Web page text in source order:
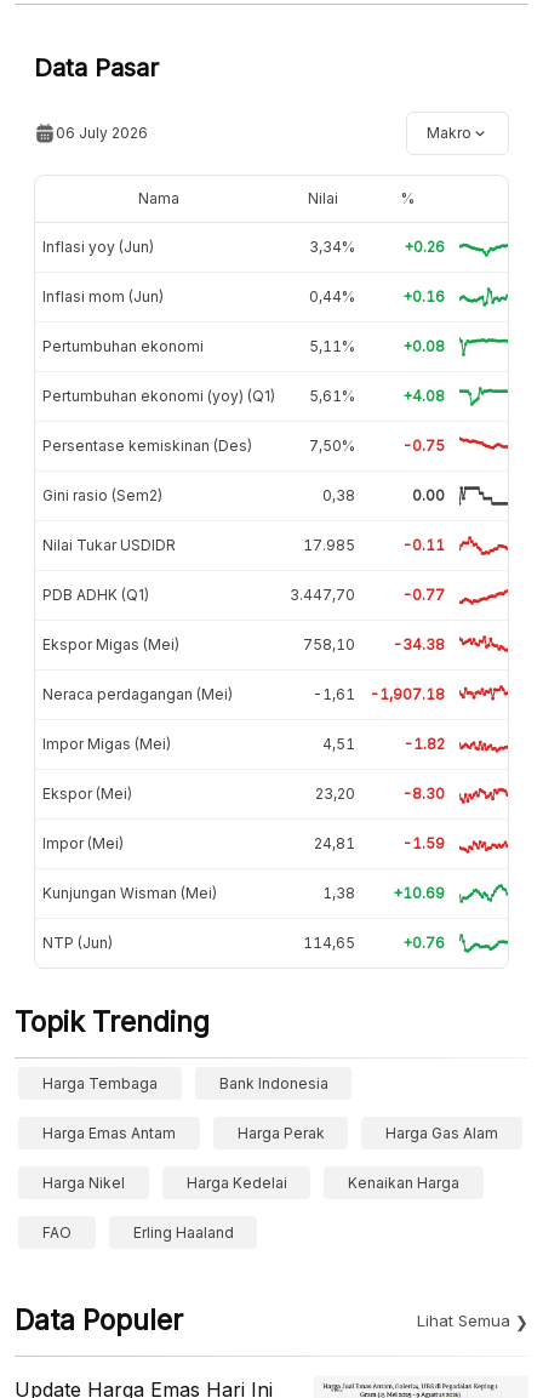
Data Pasar
06 July 2026 Makro
Nama Nilai %
Inflasi yoy (Jun) 3,34% +0.26
Inflasi mom (Jun) 0,44% +0.16
Pertumbuhan ekonomi 5,11% +0.08
Pertumbuhan ekonomi (yoy) (Q1) 5,61% +4.08
Persentase kemiskinan (Des) 7,50% -0.75
Gini rasio (Sem2) 0,38 0.00
Nilai Tukar USDIDR 17.985 -0.11
PDB ADHK (Q1) 3.447,70 -0.77
Ekspor Migas (Mei) 758,10 -34.38
Neraca perdagangan (Mei) -1,61 -1,907.18
Impor Migas (Mei) 4,51 -1.82
Ekspor (Mei) 23,20 -8.30
Impor (Mei) 24,81 -1.59
Kunjungan Wisman (Mei) 1,38 +10.69
NTP (Jun) 114,65 +0.76
Topik Trending
Harga Tembaga Bank Indonesia
Harga Emas Antam Harga Perak Harga Gas Alam
Harga Nikel Harga Kedelai Kenaikan Harga
FAO Erling Haaland
Data Populer Lihat Semua
Update Harga Emas Hari Ini